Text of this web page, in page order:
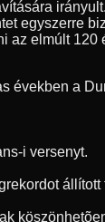
egyszerre
az elmúlt 120
években a
i versenyt.
állított